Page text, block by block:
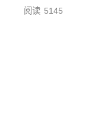
阅读 5145